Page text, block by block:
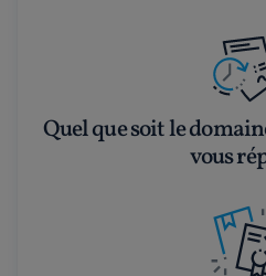
Quel que soit le
vous